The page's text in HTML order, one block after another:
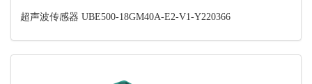
超声波传感器 UBE500-18GM40A-E2-V1-Y220366